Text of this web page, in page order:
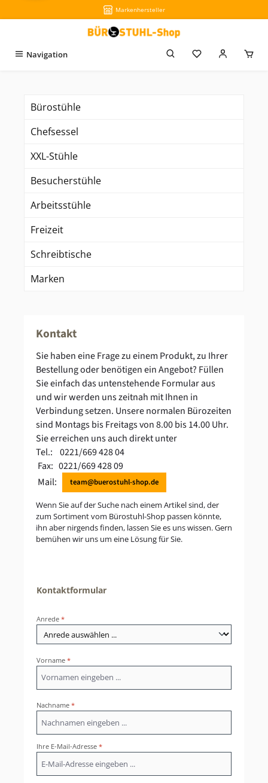
Zum Hauptinhalt springen Markenhersteller
Navigation Du hast 0
Bürostühle
Chefsessel
XXL-Stühle
Besucherstühle
Arbeitsstühle
Freizeit
Schreibtische
Marken
Kontakt
Sie haben eine Frage zu einem Produkt, zu Ihrer
Bestellung oder benötigen ein Angebot? Füllen
Sie einfach das untenstehende Formular aus
und wir werden uns zeitnah mit Ihnen in
Verbindung setzen. Unsere normalen Bürozeiten
sind Montags bis Freitags von 8.00 bis 14.00 Uhr.
Sie erreichen uns auch direkt unter
Tel.: 0221/669 428 04
Fax: 0221/669 428 09
Mail:
team@buerostuhl-shop.de
Wenn Sie auf der Suche nach einem Artikel sind, der
zum Sortiment vom Bürostuhl-Shop passen könnte,
ihn aber nirgends finden, lassen Sie es uns wissen. Gern
bemühen wir uns um eine Lösung für Sie.
Kontaktformular
Anrede *
Vorname *
Nachname *
Ihre E-Mail-Adresse *